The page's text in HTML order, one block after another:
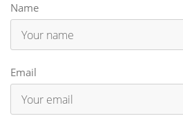
Name
Email